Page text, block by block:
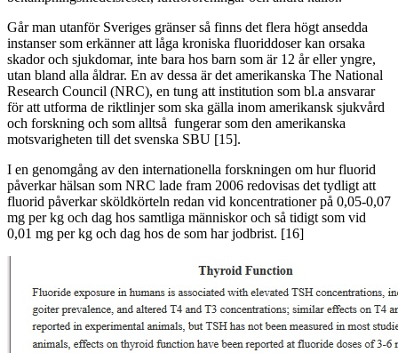
Går man utanför Sveriges gränser så finns det flera högt ansedda
instanser som erkänner att låga kroniska fluoriddoser kan orsaka
skador och sjukdomar, inte bara hos barn som är 12 år eller yngre,
utan bland alla åldrar. En av dessa är det amerikanska The National
Research Council (NRC), en tung att institution som bl.a ansvarar
för att utforma de riktlinjer som ska gälla inom amerikansk sjukvård
och forskning och som alltså fungerar som den amerikanska
motsvarigheten till det svenska SBU [15].
I en genomgång av den internationella forskningen om hur fluorid
påverkar hälsan som NRC lade fram 2006 redovisas det tydligt att
fluorid påverkar sköldkörteln redan vid koncentrationer på 0,05-0,07
mg per kg och dag hos samtliga människor och så tidigt som vid
0,01 mg per kg och dag hos de som har jodbrist. [16]